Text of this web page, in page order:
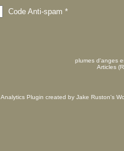
Code Anti-spam *
plumes d'anges
Articles
Analytics Plugin created by Jake Ruston's